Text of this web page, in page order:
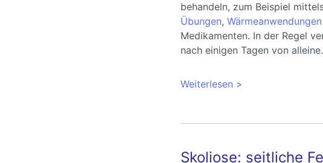
behandeln, zum Beispiel
Übungen, Wärmeanwendungen
Medikamenten. In der Regel
nach einigen Tagen von alleine.
Weiterlesen über Was tun bei
Skoliose: seitliche